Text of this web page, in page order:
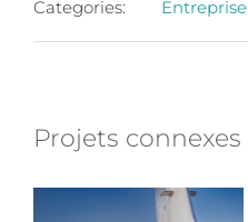
Categories: Entreprise
Projets connexes